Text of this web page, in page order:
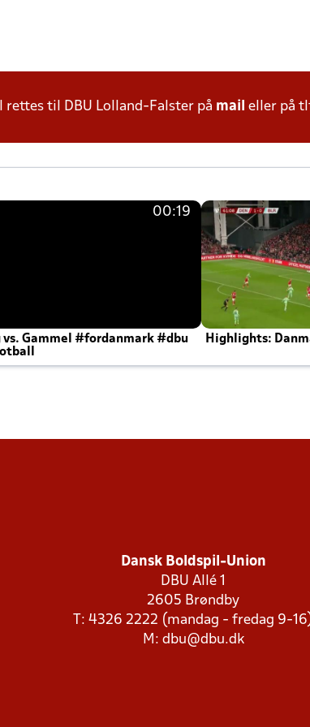
til DBU Lolland-Falster på mail eller på
00:19
vs. Gammel #fordanmark #dbu
Highlights:
Dansk Boldspil-Union
DBU Allé 1
2605 Brøndby
T: 4326 2222 (mandag - fredag 9-
M: dbu@dbu.dk